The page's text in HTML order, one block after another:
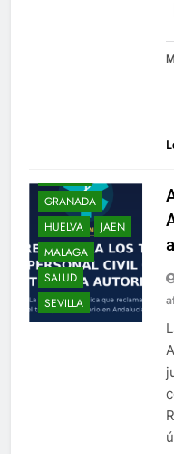
GRANADA
HUELVA
JAEN
MALAGA
SALUD
SEVILLA